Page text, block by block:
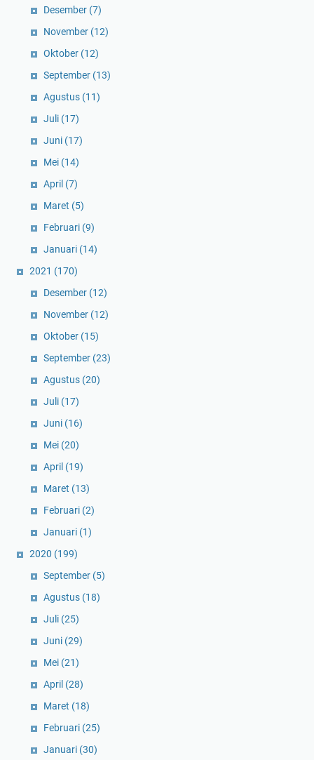
Desember (7)
November (12)
Oktober (12)
September (13)
Agustus (11)
Juli (17)
Juni (17)
Mei (14)
April (7)
Maret (5)
Februari (9)
Januari (14)
2021 (170)
Desember (12)
November (12)
Oktober (15)
September (23)
Agustus (20)
Juli (17)
Juni (16)
Mei (20)
April (19)
Maret (13)
Februari (2)
Januari (1)
2020 (199)
September (5)
Agustus (18)
Juli (25)
Juni (29)
Mei (21)
April (28)
Maret (18)
Februari (25)
Januari (30)